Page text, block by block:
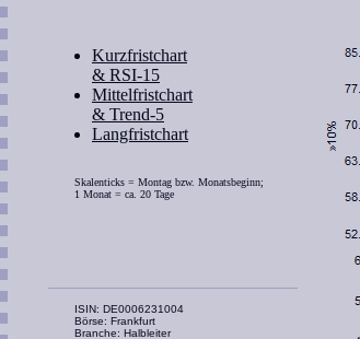
Kurzfristchart
& RSI-15
Mittelfristchart
& Trend-5
Langfristchart
Skalenticks = Montag bzw. Monatsbeginn;
1 Monat = ca. 20 Tage
ISIN: DE0006231004
Börse: Frankfurt
Branche: Halbleiter